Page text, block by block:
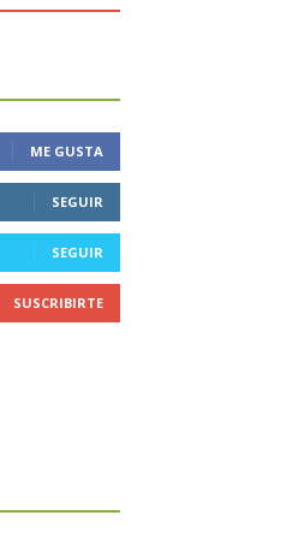
ME GUSTA
SEGUIR
SEGUIR
SUSCRIBIRTE